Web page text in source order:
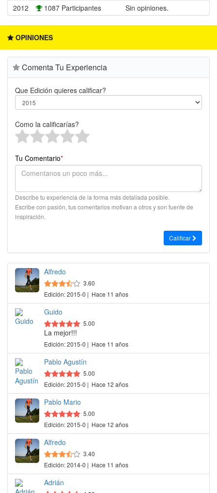
2012
1087 Participantes Sin opiniones.
OPINIONES
Comenta Tu Experiencia
Que Edición quieres calificar?
Como la calificarías?
Tu Comentario*
Describe tu experiencia de la forma más detallada posible.
Escribe con pasión, tus comentarios motivan a otros y son fuente de
inspiración.
Calificar
Alfredo
3.60
Edición: 2015-0 | Hace 11 años
Guido
5.00
La mejor!!!
Edición: 2015-0 | Hace 11 años
Pablo Agustín
5.00
Edición: 2015-0 | Hace 12 años
Pablo Mario
5.00
Edición: 2015-0 | Hace 12 años
Alfredo
3.40
Edición: 2014-0 | Hace 11 años
Adrián